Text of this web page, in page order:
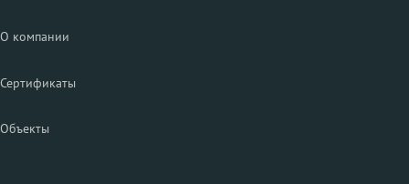
О компании
Сертификаты
Объекты